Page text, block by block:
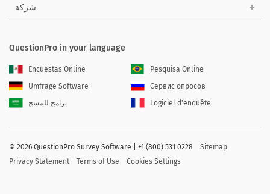
شركة
QuestionPro in your language
Encuestas Online
Pesquisa Online
Umfrage Software
Сервис опросов
برامج للمسح
Logiciel d'enquête
© 2026 QuestionPro Survey Software | +1 (800) 531 0228
Sitemap
Privacy Statement
Terms of Use Cookies Settings